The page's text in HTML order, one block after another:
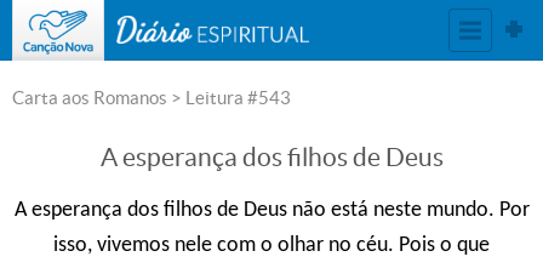
DIÁRIO ESPIRITUAL
Carta aos Romanos > Leitura #543
A esperança dos filhos de Deus
A esperança dos filhos de Deus não está neste mundo. Por
isso, vivemos nele com o olhar no céu. Pois o que